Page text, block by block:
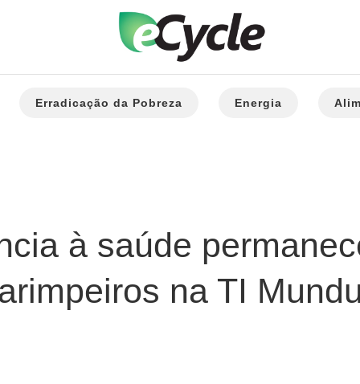
Erradicação da Pobreza Energia
à saúde
na TI